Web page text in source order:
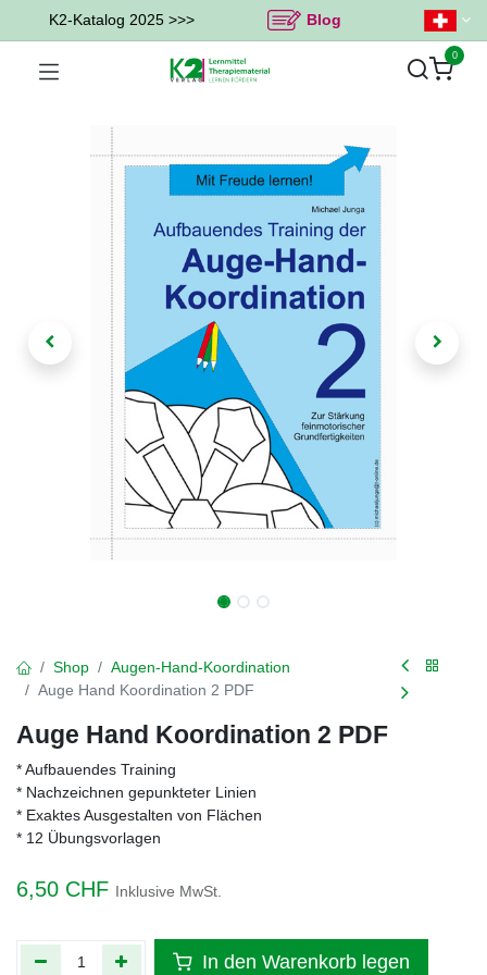
K2-Katalog 2025 >>> Blog
0
Shop
Augen-Hand-Koordination
Auge Hand Koordination 2 PDF
Auge Hand Koordination 2 PDF
* Aufbauendes Training
* Nachzeichnen gepunkteter Linien
* Exaktes Ausgestalten von Flächen
* 12 Übungsvorlagen
6,50 CHF Inklusive MwSt.
In den Warenkorb legen